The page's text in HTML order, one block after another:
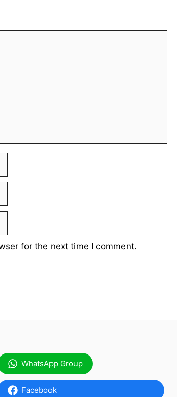
for the next time I comment.
WhatsApp Group
Facebook